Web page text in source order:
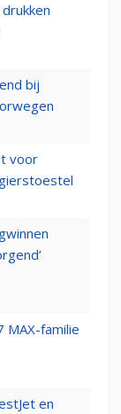
bij
voor
MAX-familie
en